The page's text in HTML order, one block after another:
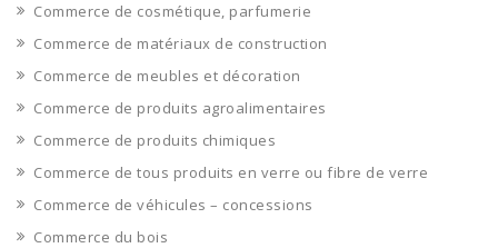
Commerce de cosmétique, parfumerie
Commerce de matériaux de construction
Commerce de meubles et décoration
Commerce de produits agroalimentaires
Commerce de produits chimiques
Commerce de tous produits en verre ou fibre de verre
Commerce de véhicules – concessions
Commerce du bois